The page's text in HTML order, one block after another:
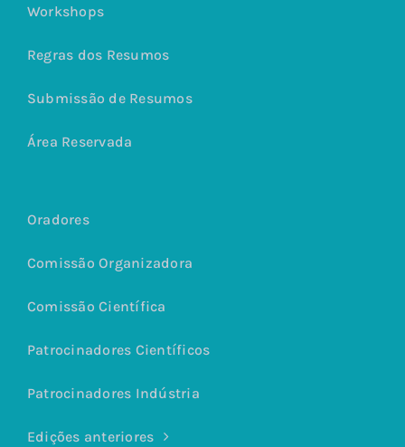
Workshops
Regras dos Resumos
Submissão de Resumos
Área Reservada
Oradores
Comissão Organizadora
Comissão Científica
Patrocinadores Científicos
Patrocinadores Indústria
Edições anteriores